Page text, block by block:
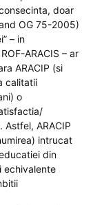
doar
OG 75-2005)
– in
ARACIS – ar
ARACIP (si
calitatii
o
ARACIP
intrucat
din
echivalente